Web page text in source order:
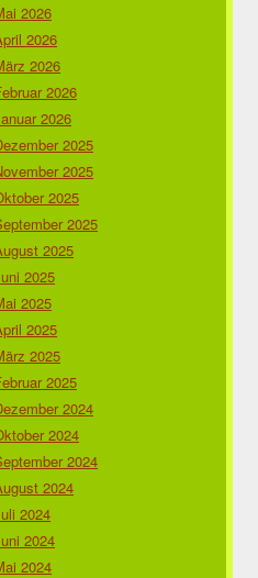
2026
2026
2026
2026
2026
2025
2025
2025
2025
2025
2025
2025
2025
2025
2025
2024
2024
2024
2024
2024
2024
2024